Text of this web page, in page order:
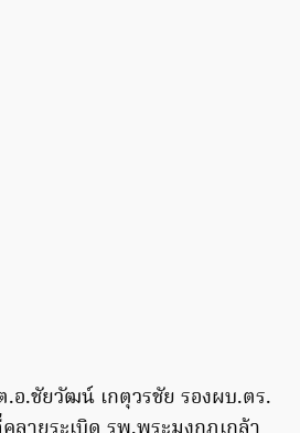
อ.ชัยวัฒน์ เกตุวรชัย รองผบ.ตร.